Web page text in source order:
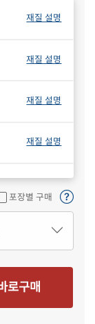
재질 설명
재질 설명
재질 설명
재질 설명
재질 설명
재질 설명
재질 설명
재질 설명
포장별 구매
로구매